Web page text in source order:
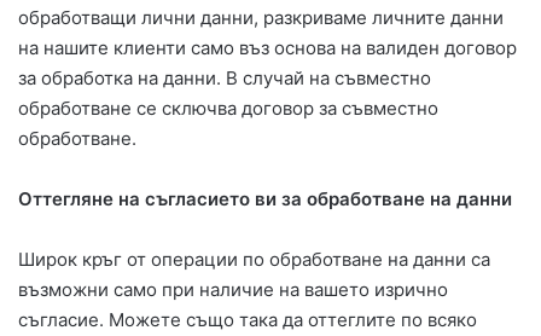
обработващи лични данни, разкриваме личните данни
на нашите клиенти само въз основа на валиден договор
за обработка на данни. В случай на съвместно
обработване се сключва договор за съвместно
обработване.
Оттегляне на съгласието ви за обработване на данни
Широк кръг от операции по обработване на данни са
възможни само при наличие на вашето изрично
съгласие. Можете също така да оттеглите по всяко